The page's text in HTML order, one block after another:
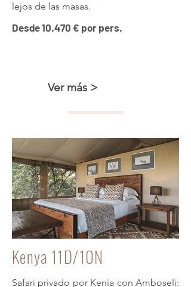
lejos de las masas.
Desde 10.470 € por pers.
Ver más >
Kenya 11D/10N
Safari privado por Kenia con Amboseli: